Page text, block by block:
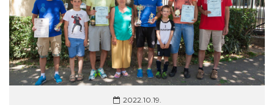
2022.10.19.